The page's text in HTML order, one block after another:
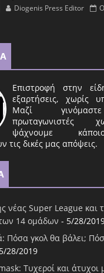
Diogenis Press Editor
Επιστροφή στην
εξαρτήσεις, χωρίς
Μαζί
πρωταγωνιστές
ψάχνουμε
τις δικές μας απόψεις.
νέας Super League και
14 ομάδων - 5/28/
Πόσα γκολ θα βάλει;
28/2019
Τυχεροί και άτυχοι